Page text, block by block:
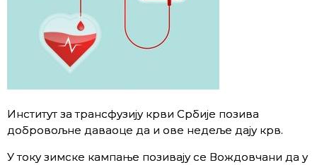
Институт за трансфузију крви Србије позива
добровољне даваоце да и ове недеље дају крв.
У току зимске кампање позивају се Вождовчани да у